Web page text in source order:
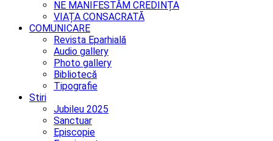
NE MANIFESTĂM CREDINȚA
VIAȚA CONSACRATĂ
COMUNICARE
Revista Eparhială
Audio gallery
Photo gallery
Bibliotecă
Tipografie
Stiri
Jubileu 2025
Sanctuar
Episcopie